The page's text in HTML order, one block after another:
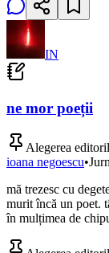
IN
ne mor poeții
Alegerea
ioana negoescu•
mă trezesc cu
murit încă un poet.
în mulțimea de